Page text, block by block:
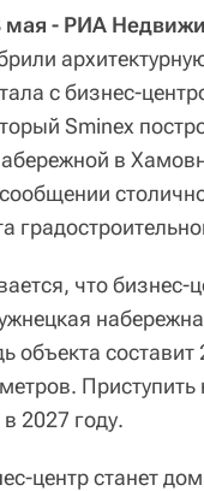
- РИА
с бизнес-
Sminex
в
что бизнес-
объекта составит
Приступить
2027 году.
центр станет